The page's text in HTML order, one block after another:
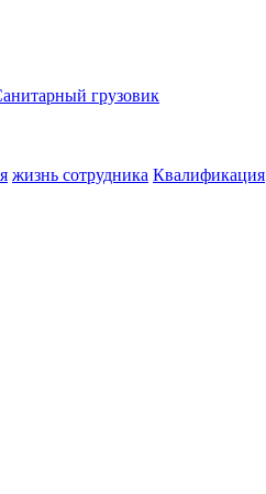
грузовик
жизнь сотрудника Квалификация